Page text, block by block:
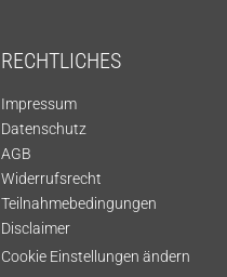
RECHTLICHES
Impressum
Datenschutz
AGB
Widerrufsrecht
Teilnahmebedingungen
Disclaimer
Cookie Einstellungen ändern